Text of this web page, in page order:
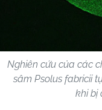
Nghiên cứu của các
sâm Psolus fabricii
khi bị